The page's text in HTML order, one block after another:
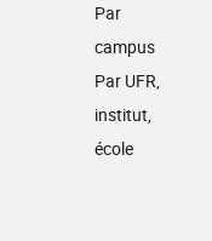
Par
campus
Par UFR,
institut,
école